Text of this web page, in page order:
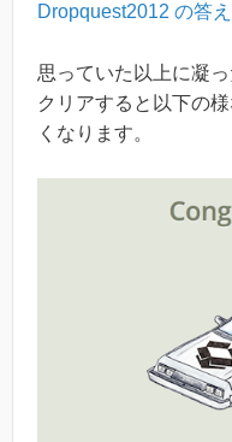
Dropquest2012 の答え
思っていた以上に凝
クリアすると以下の
くなります。